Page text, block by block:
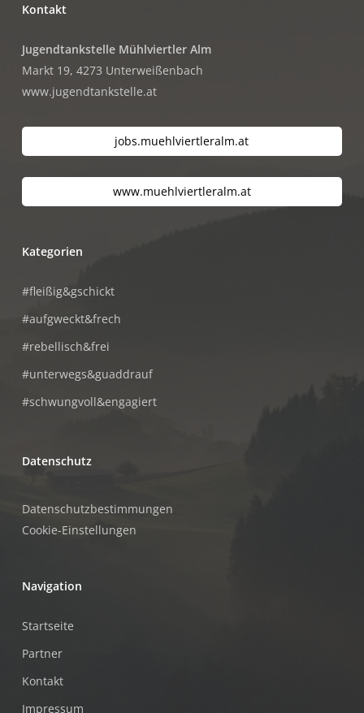
Kontakt
Jugendtankstelle Mühlviertler Alm
Markt 19, 4273 Unterweißenbach
www.jugendtankstelle.at
jobs.muehlviertleralm.at
www.muehlviertleralm.at
Kategorien
#fleißig&gschickt
#aufgweckt&frech
#rebellisch&frei
#unterwegs&guaddrauf
#schwungvoll&engagiert
Datenschutz
Datenschutzbestimmungen
Cookie-Einstellungen
Navigation
Startseite
Partner
Kontakt
Impressum